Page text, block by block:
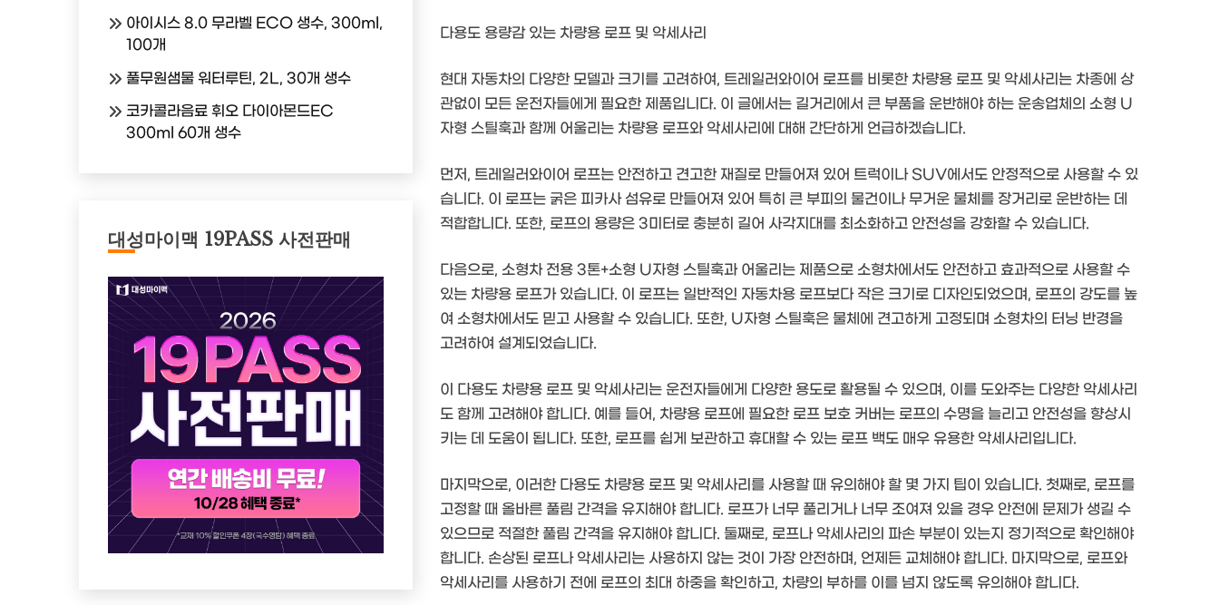
다용도 용량감 있는 차량용 로프 및 악세사리
현대 자동차의 다양한 모델과 크기를 고려하여, 트레일러와이어 로프를 비롯한 차량용 로프 및 악세사리는 차종에 상
관없이 모든 운전자들에게 필요한 제품입니다. 이 글에서는 길거리에서 큰 부품을 운반해야 하는 운송업체의 소형 U
자형 스틸훅과 함께 어울리는 차량용 로프와 악세사리에 대해 간단하게 언급하겠습니다.
먼저, 트레일러와이어 로프는 안전하고 견고한 재질로 만들어져 있어 트럭이나 SUV에서도 안정적으로 사용할 수 있
습니다. 이 로프는 굵은 피카사 섬유로 만들어져 있어 특히 큰 부피의 물건이나 무거운 물체를 장거리로 운반하는 데
적합합니다. 또한, 로프의 용량은 3미터로 충분히 길어 사각지대를 최소화하고 안전성을 강화할 수 있습니다.
다음으로, 소형차 전용 3톤+소형 U자형 스틸훅과 어울리는 제품으로 소형차에서도 안전하고 효과적으로 사용할 수
있는 차량용 로프가 있습니다. 이 로프는 일반적인 자동차용 로프보다 작은 크기로 디자인되었으며, 로프의 강도를 높
여 소형차에서도 믿고 사용할 수 있습니다. 또한, U자형 스틸훅은 물체에 견고하게 고정되며 소형차의 터닝 반경을
고려하여 설계되었습니다.
이 다용도 차량용 로프 및 악세사리는 운전자들에게 다양한 용도로 활용될 수 있으며, 이를 도와주는 다양한 악세사리
도 함께 고려해야 합니다. 예를 들어, 차량용 로프에 필요한 로프 보호 커버는 로프의 수명을 늘리고 안전성을 향상시
키는 데 도움이 됩니다. 또한, 로프를 쉽게 보관하고 휴대할 수 있는 로프 백도 매우 유용한 악세사리입니다.
마지막으로, 이러한 다용도 차량용 로프 및 악세사리를 사용할 때 유의해야 할 몇 가지 팁이 있습니다. 첫째로, 로프를
고정할 때 올바른 풀림 간격을 유지해야 합니다. 로프가 너무 풀리거나 너무 조여져 있을 경우 안전에 문제가 생길 수
있으므로 적절한 풀림 간격을 유지해야 합니다. 둘째로, 로프나 악세사리의 파손 부분이 있는지 정기적으로 확인해야
합니다. 손상된 로프나 악세사리는 사용하지 않는 것이 가장 안전하며, 언제든 교체해야 합니다. 마지막으로, 로프와
악세사리를 사용하기 전에 로프의 최대 하중을 확인하고, 차량의 부하를 이를 넘지 않도록 유의해야 합니다.
아이시스 8.0 무라벨 ECO 생수, 300ml,
100개
풀무원샘물 워터루틴, 2L, 30개 생수
코카콜라음료 휘오 다이아몬드EC
300ml 60개 생수
대성마이맥 19PASS 사전판매